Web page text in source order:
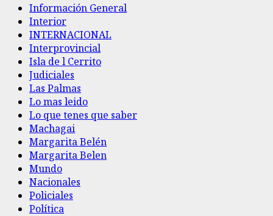
Información General
Interior
INTERNACIONAL
Interprovincial
Isla de l Cerrito
Judiciales
Las Palmas
Lo mas leido
Lo que tenes que saber
Machagai
Margarita Belén
Margarita Belen
Mundo
Nacionales
Policiales
Política